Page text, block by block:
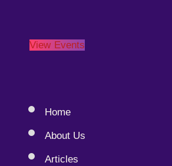
View Events
Home
About Us
Articles